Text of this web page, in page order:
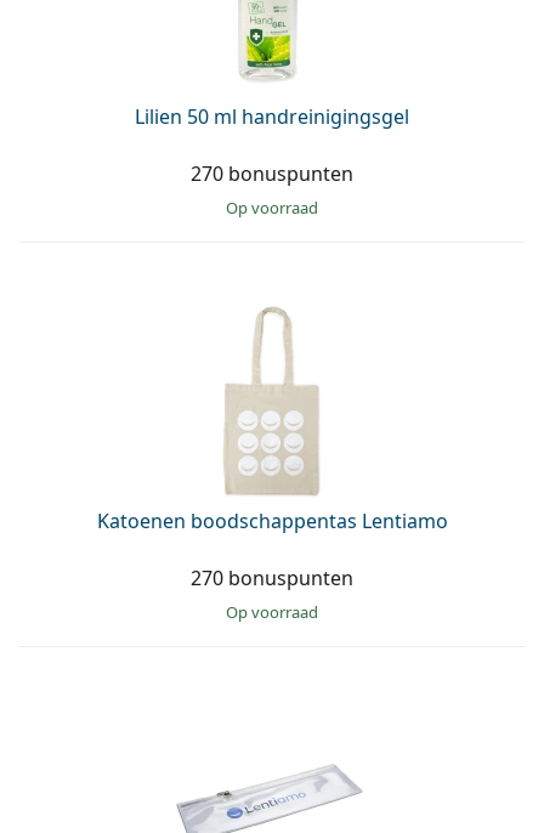
Lilien 50 ml handreinigingsgel
270 bonuspunten
op voorraad
Katoenen boodschappentas Lentiamo
270 bonuspunten
op voorraad